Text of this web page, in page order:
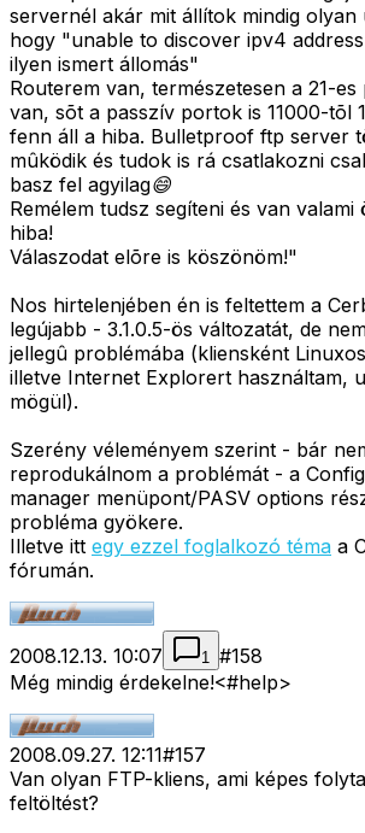
servernél akár mit állítok mindig olyan
hogy "unable to discover ipv4
ilyen ismert állomás"
Routerem van, természetesen a 21-
van, sõt a passzív portok is 11000-tõl
fenn áll a hiba. Bulletproof ftp server
mûködik és tudok is rá csatlakozni
basz fel agyilag😄
Remélem tudsz segíteni és van valami
hiba!
Válaszodat elõre is köszönöm!"
Nos hirtelenjében én is feltettem a
legújabb - 3.1.0.5-ös változatát, de
jellegû problémába (kliensként
illetve Internet Explorert használtam,
mögül).
Szerény véleményem szerint - bár
reprodukálnom a problémát - a
manager menüpont/PASV options
probléma gyökere.
Illetve itt egy ezzel foglalkozó téma a
fórumán.
2008.12.13. 10:07 1 #158
Még mindig érdekelne!<#help>
2008.09.27. 12:11#157
Van olyan FTP-kliens, ami képes
feltöltést?